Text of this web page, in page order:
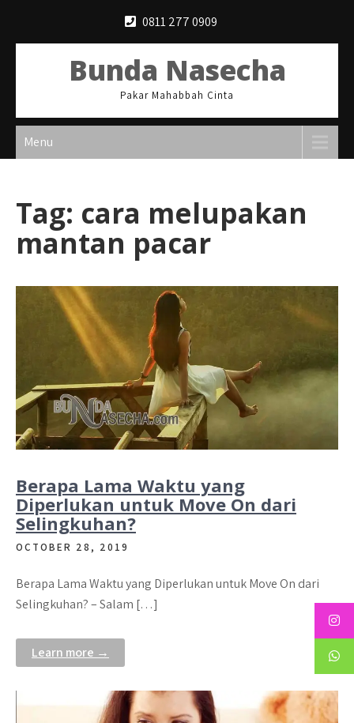
0811 277 0909
Bunda Nasecha
Pakar Mahabbah Cinta
Menu
Tag: cara melupakan
mantan pacar
Berapa Lama Waktu yang
Diperlukan untuk Move On dari
Selingkuhan?
OCTOBER 28, 2019
Berapa Lama Waktu yang Diperlukan untuk Move On dari
Selingkuhan? – Salam […]
Learn more →